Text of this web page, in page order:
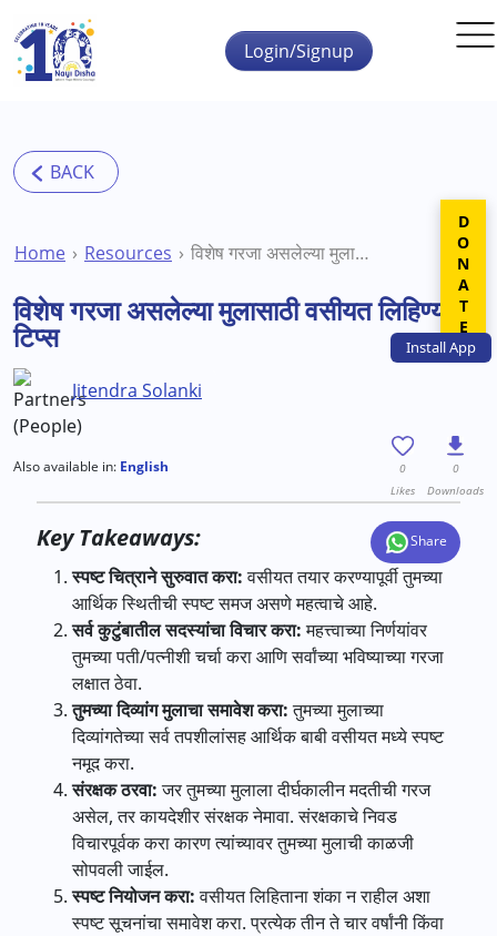
Skip to main content
InstallApp
Login/Signup
Home Resources विशेष गरजा असलेल्या मुलासाठी वसीयत लिहिण्याच्या टिप्स
विशेष गरजा असलेल्या मुलासाठी वसीयत लिहिण्याच्या
टिप्स
Jitendra Solanki
Also available in: English
0
Likes
0
Downloads
Key Takeaways: Share
स्पष्ट चित्राने सुरुवात करा:वसीयत तयार करण्यापूर्वी तुमच्या
आर्थिक स्थितीची स्पष्ट समज असणे महत्वाचे आहे.
सर्व कुटुंबातील सदस्यांचा विचार करा:महत्त्वाच्या निर्णयांवर
तुमच्या पती/पत्नीशी चर्चा करा आणि सर्वांच्या भविष्याच्या गरजा
लक्षात ठेवा.
तुमच्या दिव्यांग मुलाचा समावेश करा:तुमच्या मुलाच्या
दिव्यांगतेच्या सर्व तपशीलांसह आर्थिक बाबी वसीयत मध्ये स्पष्ट
नमूद करा.
संरक्षक ठरवा:जर तुमच्या मुलाला दीर्घकालीन मदतीची गरज
असेल, तर कायदेशीर संरक्षक नेमावा. संरक्षकाचे निवड
विचारपूर्वक करा कारण त्यांच्यावर तुमच्या मुलाची काळजी
सोपवली जाईल.
स्पष्ट नियोजन करा:वसीयत लिहिताना शंका न राहील अशा
स्पष्ट सूचनांचा समावेश करा. प्रत्येक तीन ते चार वर्षांनी किंवा
DONATE